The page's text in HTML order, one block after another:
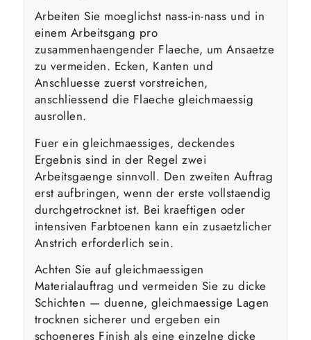
Arbeiten Sie moeglichst nass-in-nass und in
einem Arbeitsgang pro
zusammenhaengender Flaeche, um Ansaetze
zu vermeiden. Ecken, Kanten und
Anschluesse zuerst vorstreichen,
anschliessend die Flaeche gleichmaessig
ausrollen.
Fuer ein gleichmaessiges, deckendes
Ergebnis sind in der Regel zwei
Arbeitsgaenge sinnvoll. Den zweiten Auftrag
erst aufbringen, wenn der erste vollstaendig
durchgetrocknet ist. Bei kraeftigen oder
intensiven Farbtoenen kann ein zusaetzlicher
Anstrich erforderlich sein.
Achten Sie auf gleichmaessigen
Materialauftrag und vermeiden Sie zu dicke
Schichten — duenne, gleichmaessige Lagen
trocknen sicherer und ergeben ein
schoeneres Finish als eine einzelne dicke